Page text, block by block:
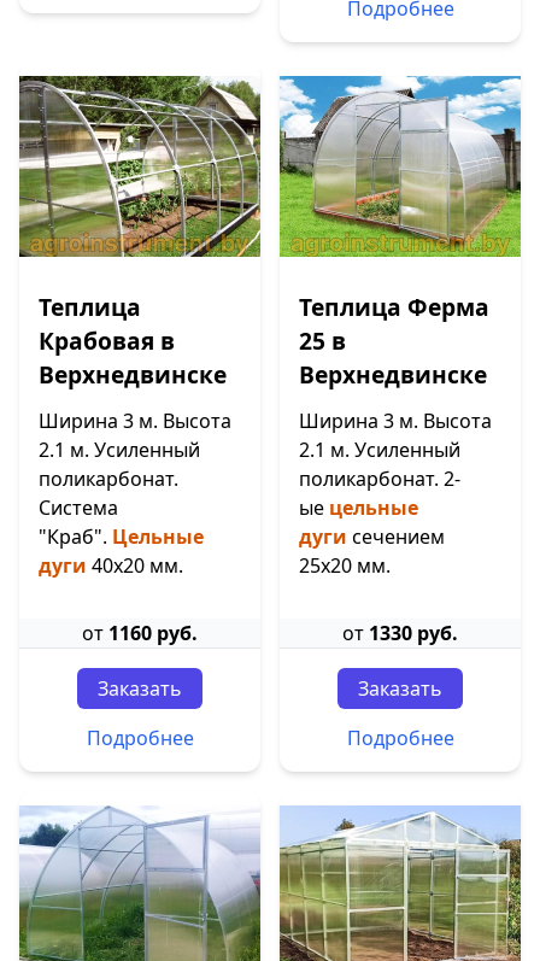
Подробнее
Теплица
Крабовая в
Верхнедвинске
Ширина 3 м. Высота
2.1 м. Усиленный
поликарбонат.
Система
"Краб". Цельные
дуги 40х20 мм.
от 1160 руб.
Заказать
Подробнее
Теплица Ферма
25 в
Верхнедвинске
Ширина 3 м. Высота
2.1 м. Усиленный
поликарбонат. 2-
ые цельные
дуги сечением
25х20 мм.
от 1330 руб.
Заказать
Подробнее